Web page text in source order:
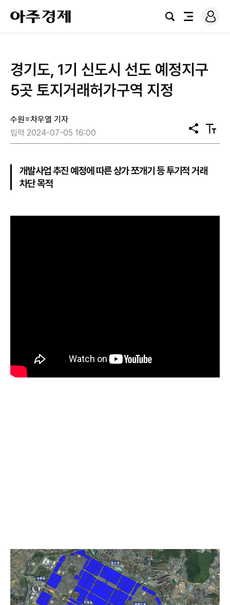
아
주
경
검
전
로
그
경기도, 1기 신도시 선도 예정지구
5곳 토지거래허가구역 지정
수원=차우열 기자
입력 2024-07-05 16:00
공
유
텍
스
개발사업 추진 예정에 따른 상가 쪼개기 등 투기적 거래
차단 목적